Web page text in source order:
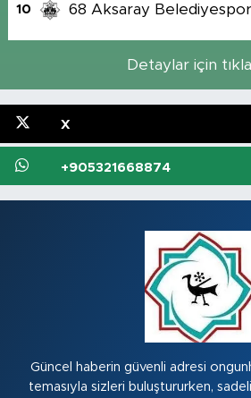
10 68 Aksaray Belediyespor
Detaylar için
X
+905321668874
Güncel haberin güvenli adresi
temasıyla sizleri buluştururken,